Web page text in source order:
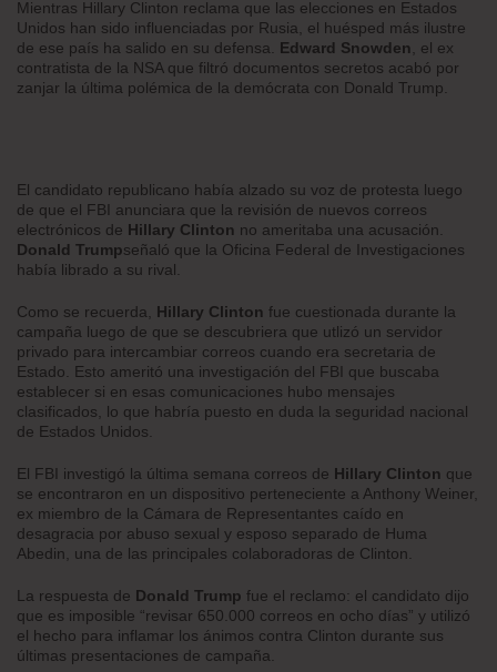
Mientras Hillary Clinton reclama que las elecciones en Estados
Unidos han sido influenciadas por Rusia, el huésped más ilustre
de ese país ha salido en su defensa.
Edward Snowden , el ex
contratista de la NSA que filtró documentos secretos acabó por
zanjar la última polémica de la demócrata con Donald Trump.
El candidato republicano había alzado su voz de protesta luego
de que el FBI anunciara que la revisión de nuevos correos
electrónicos de Hillary Clinton no ameritaba una acusación.
Donald Trumpseñaló que la Oficina Federal de Investigaciones
había librado a su rival.
Como se recuerda, Hillary Clinton fue cuestionada durante la
campaña luego de que se descubriera que utlizó un servidor
privado para intercambiar correos cuando era secretaria de
Estado. Esto ameritó una investigación del FBI que buscaba
establecer si en esas comunicaciones hubo mensajes
clasificados, lo que habría puesto en duda la seguridad nacional
de Estados Unidos.
El FBI investigó la última semana correos de Hillary Clinton que
se encontraron en un dispositivo perteneciente a Anthony Weiner,
ex miembro de la Cámara de Representantes caído en
desagracia por abuso sexual y esposo separado de Huma
Abedin, una de las principales colaboradoras de Clinton.
La respuesta de Donald Trump fue el reclamo: el candidato dijo
que es imposible “revisar 650.000 correos en ocho días” y utilizó
el hecho para inflamar los ánimos contra Clinton durante sus
últimas presentaciones de campaña.